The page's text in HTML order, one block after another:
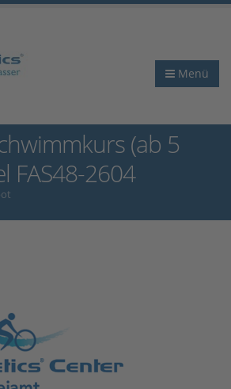
Menü
(ab 5
FAS48-2604